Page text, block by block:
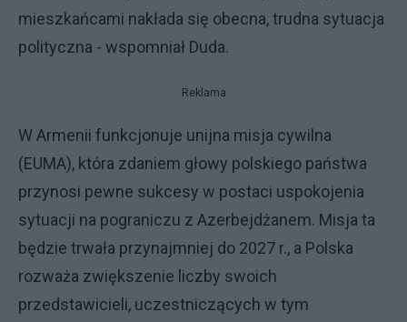
mieszkańcami nakłada się obecna, trudna sytuacja
polityczna - wspomniał Duda.
Reklama
W Armenii funkcjonuje unijna misja cywilna
(EUMA), która zdaniem głowy polskiego państwa
przynosi pewne sukcesy w postaci uspokojenia
sytuacji na pograniczu z Azerbejdżanem. Misja ta
będzie trwała przynajmniej do 2027 r., a Polska
rozważa zwiększenie liczby swoich
przedstawicieli, uczestniczących w tym